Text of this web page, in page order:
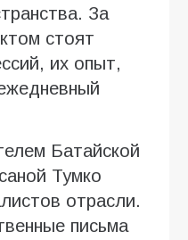
За
стоят
их опыт,
Батайской
Тумко
отрасли.
письма